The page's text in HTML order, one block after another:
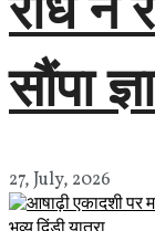
सौंपा
27, July, 2026